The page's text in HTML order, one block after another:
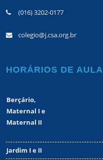
(016) 3202-0177
colegio@j.csa.org.br
HORÁRIOS DE AULA
Berçário,
Maternal I e
Maternal II
Jardim I e II